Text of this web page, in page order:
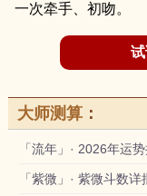
一次牵手、初吻。
大师测算：
「流年」· 2026年运
「紫微」· 紫微斗数